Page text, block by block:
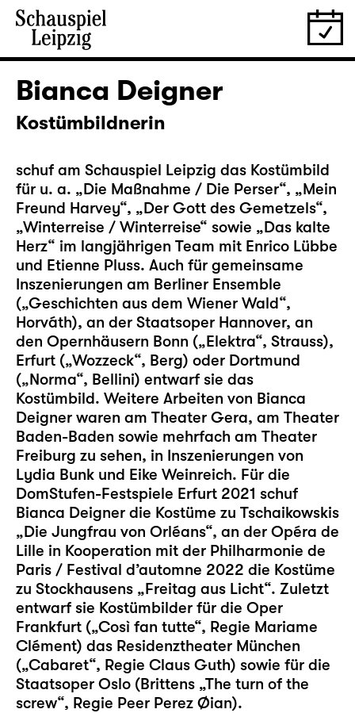
Bianca Deigner
Kostümbildnerin
schuf am Schauspiel Leipzig das Kostümbild
für u. a. „Die Maßnahme / Die Perser“, „Mein
Freund Harvey“, „Der Gott des Gemetzels“,
„Winterreise / Winterreise“ sowie „Das kalte
Herz“ im langjährigen Team mit Enrico Lübbe
und Etienne Pluss. Auch für gemeinsame
Inszenierungen am Berliner Ensemble
(„Geschichten aus dem Wiener Wald“,
Horváth), an der Staatsoper Hannover, an
den Opernhäusern Bonn („Elektra“, Strauss),
Erfurt („Wozzeck“, Berg) oder Dortmund
(„Norma“, Bellini) entwarf sie das
Kostümbild. Weitere Arbeiten von Bianca
Deigner waren am Theater Gera, am Theater
Baden-Baden sowie mehrfach am Theater
Freiburg zu sehen, in Inszenierungen von
Lydia Bunk und Eike Weinreich. Für die
DomStufen-Festspiele Erfurt 2021 schuf
Bianca Deigner die Kostüme zu Tschaikowskis
„Die Jungfrau von Orléans“, an der Opéra de
Lille in Kooperation mit der Philharmonie de
Paris / Festival d’automne 2022 die Kostüme
zu Stockhausens „Freitag aus Licht“. Zuletzt
entwarf sie Kostümbilder für die Oper
Frankfurt („Così fan tutte“, Regie Mariame
Clément) das Residenztheater München
(„Cabaret“, Regie Claus Guth) sowie für die
Staatsoper Oslo (Brittens „The turn of the
screw“, Regie Peer Perez Øian).